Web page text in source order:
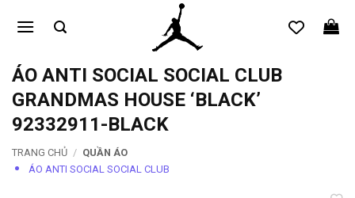
qua
dungÁO ANTI SOCIAL SOCIAL CLUB
GRANDMAS HOUSE ‘BLACK’
92332911-BLACK
TRANG CHỦ / QUẦN ÁO
ÁO ANTI SOCIAL SOCIAL CLUB